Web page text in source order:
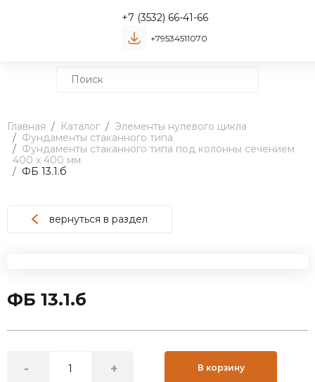
+7 (3532) 66-41-66
+79534511070
Главная Каталог
Элементы нулевого цикла
Фундаменты стаканного типа
Фундаменты стаканного типа под колонны сечением
400 х 400 мм
ФБ 13.1.б
вернуться в раздел
ФБ 13.1.б
- + В корзину